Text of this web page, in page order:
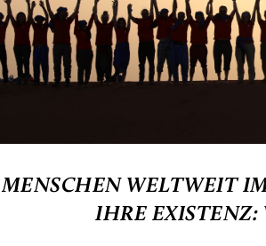
MENSCHEN WELTWEIT
IHRE EXISTENZ: